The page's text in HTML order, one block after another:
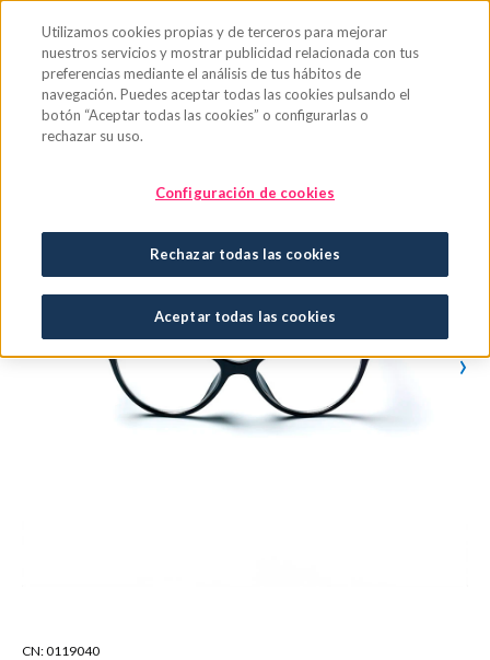
›
CN: 0119040
Utilizamos cookies propias y de terceros para mejorar
nuestros servicios y mostrar publicidad relacionada con tus
preferencias mediante el análisis de tus hábitos de
navegación. Puedes aceptar todas las cookies pulsando el
botón “Aceptar todas las cookies” o configurarlas o
rechazar su uso.
Configuración de cookies
Rechazar todas las cookies
Aceptar todas las cookies